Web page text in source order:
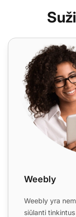
Weebly
Weebly
Weebly yra
siūlanti